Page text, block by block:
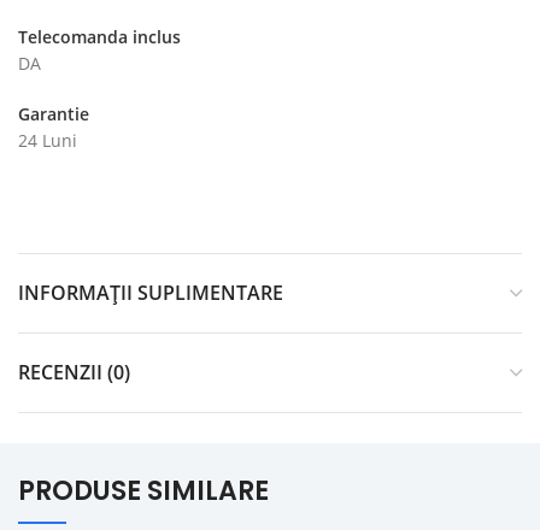
Telecomanda inclus
DA
Garantie
24 Luni
INFORMAȚII SUPLIMENTARE
RECENZII (0)
PRODUSE SIMILARE